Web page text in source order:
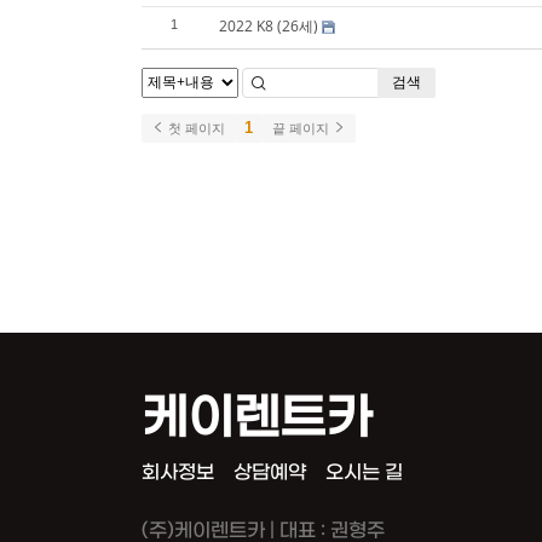
1 2022 K8 (26세)
검색
첫 페이지 1 끝 페이지
케이렌트카
회사정보 상담예약 오시는 길
(주)케이렌트카 | 대표 : 권형주